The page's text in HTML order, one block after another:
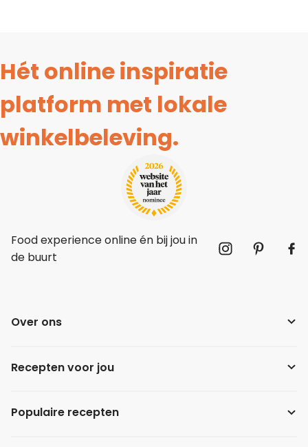
Hét online inspiratie
platform met lokale
winkelbeleving.
Food experience online én bij jou in
de buurt
Over ons
Recepten voor jou
Populaire recepten